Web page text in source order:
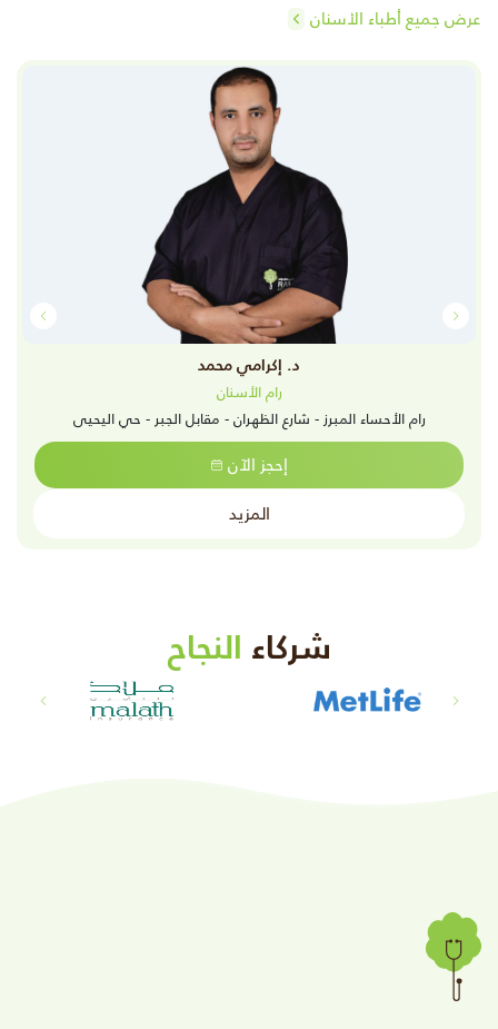
عرض جميع أطباء الأسنان
د. إكرامي محمد
رام الأسنان
رام الأحساء المبرز - شارع الظهران - مقابل الجبر - حي اليحيى
إحجز الآن
المزيد
شركاء النجاح